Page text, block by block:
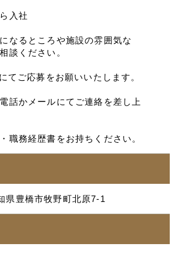
入社
なるところや施設の雰囲気な
談ください。
てご応募をお願いいたします。
話かメールにてご連絡を差し上
職務経歴書をお持ちください。
県豊橋市牧野町北原7-1